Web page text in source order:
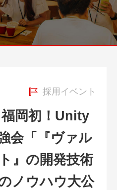
採用イベント
福岡初！Unity
会「『ヴァル
』の開発技術
ノウハウ大公